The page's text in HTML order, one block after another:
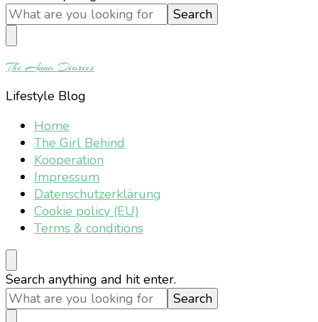
for
Something?
The Anna Diaries
Lifestyle Blog
Home
The Girl Behind
Kooperation
Impressum
Datenschutzerklärung
Cookie policy (EU)
Terms & conditions
Looking
for
Something?
Search anything and hit enter.